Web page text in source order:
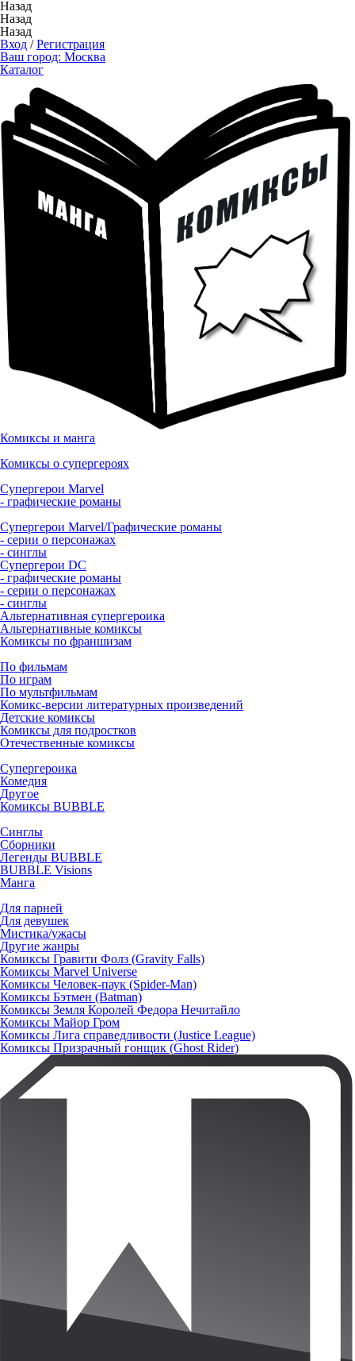
Назад
Назад
Назад
Вход /Регистрация
Ваш город: Москва
Каталог
Комиксы и манга
Комиксы о супергероях
Супергерои Marvel
- графические романы
Супергерои Marvel/Графические романы
- серии о персонажах
- синглы
Супергерои DC
- графические романы
- серии о персонажах
- синглы
Альтернативная супергероика
Альтернативные комиксы
Комиксы по франшизам
По фильмам
По играм
По мультфильмам
Комикс-версии литературных произведений
Детские комиксы
Комиксы для подростков
Отечественные комиксы
Супергероика
Комедия
Другое
Комиксы BUBBLE
Синглы
Сборники
Легенды BUBBLE
BUBBLE Visions
Манга
Для парней
Для девушек
Мистика/ужасы
Другие жанры
Комиксы Гравити Фолз (Gravity Falls)
Комиксы Marvel Universe
Комиксы Человек-паук (Spider-Man)
Комиксы Бэтмен (Batman)
Комиксы Земля Королей Федора Нечитайло
Комиксы Майор Гром
Комиксы Лига справедливости (Justice League)
Комиксы Призрачный гонщик (Ghost Rider)